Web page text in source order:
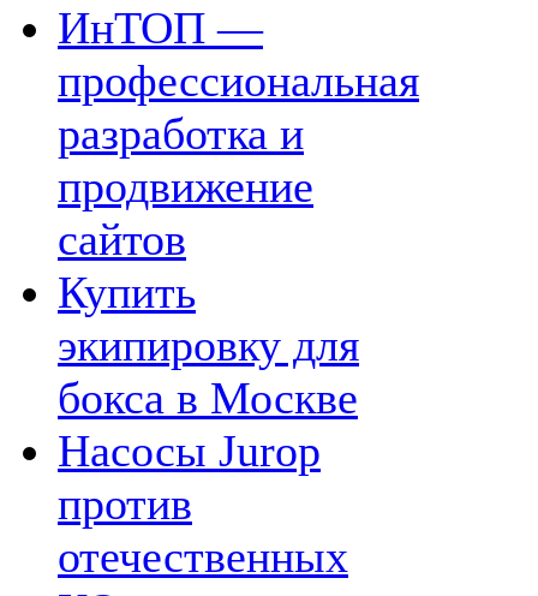
ИнТОП —
профессиональная
разработка и
продвижение
сайтов
Купить
экипировку для
бокса в Москве
Насосы Jurop
против
отечественных